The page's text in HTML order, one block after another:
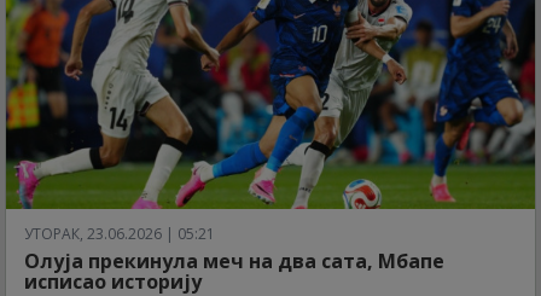
УТОРАК, 23.06.2026 | 05:21
Олуја прекинула меч на два сата, Мбапе
исписао историју